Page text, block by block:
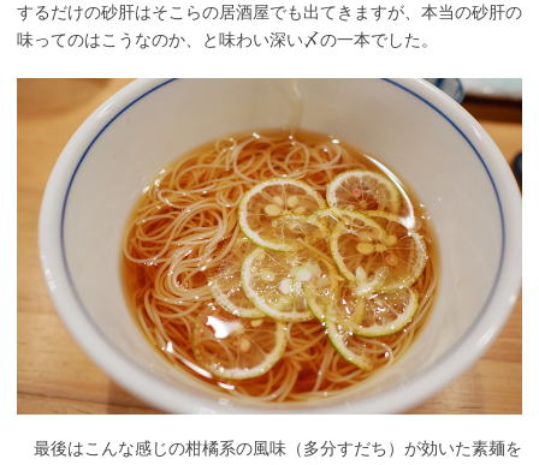
するだけの砂肝はそこらの居酒屋でも出てきますが、本当の砂肝の
味ってのはこうなのか、と味わい深い〆の一本でした。
最後はこんな感じの柑橘系の風味（多分すだち）が効いた素麺を